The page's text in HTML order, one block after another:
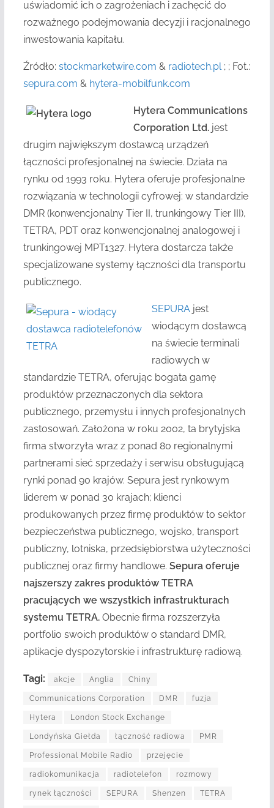
uświadomić ich o zagrożeniach i zachęcić do
rozważnego podejmowania decyzji i racjonalnego
inwestowania kapitału.
Źródło: stockmarketwire.com & radiotech.pl; ; Fot.:
sepura.com & hytera-mobilfunk.com
Hytera Communications
Corporation Ltd.jest
drugim największym dostawcą urządzeń
łączności profesjonalnej na świecie. Działa na
rynku od 1993 roku. Hytera oferuje profesjonalne
rozwiązania w technologii cyfrowej: w standardzie
DMR (konwencjonalny Tier II, trunkingowy Tier III),
TETRA, PDT oraz konwencjonalnej analogowej i
trunkingowej MPT1327. Hytera dostarcza także
specjalizowane systemy łączności dla transportu
publicznego.
SEPURAjest
wiodącym dostawcą
na świecie terminali
radiowych w
standardzie TETRA, oferując bogata gamę
produktów przeznaczonych dla sektora
publicznego, przemysłu i innych profesjonalnych
zastosowań. Założona w roku 2002, ta brytyjska
firma stworzyła wraz z ponad 80 regionalnymi
partnerami sieć sprzedaży i serwisu obsługującą
rynki ponad 90 krajów. Sepura jest rynkowym
liderem w ponad 30 krajach; klienci
produkowanych przez firmę produktów to sektor
bezpieczeństwa publicznego, wojsko, transport
publiczny, lotniska, przedsiębiorstwa użyteczności
publicznej oraz firmy handlowe. Sepura oferuje
najszerszy zakres produktów TETRA
pracujących we wszystkich infrastrukturach
systemu TETRA. Obecnie firma rozszerzyła
portfolio swoich produktów o standard DMR,
aplikacje dyspozytorskie i infrastrukturę radiową.
Tagi: akcje Anglia Chiny
Communications Corporation DMR fuzja
Hytera London Stock Exchange
Londyńska Giełda łączność radiowa PMR
Professional Mobile Radio przejęcie
radiokomunikacja radiotelefon rozmowy
rynek łączności SEPURA Shenzen TETRA